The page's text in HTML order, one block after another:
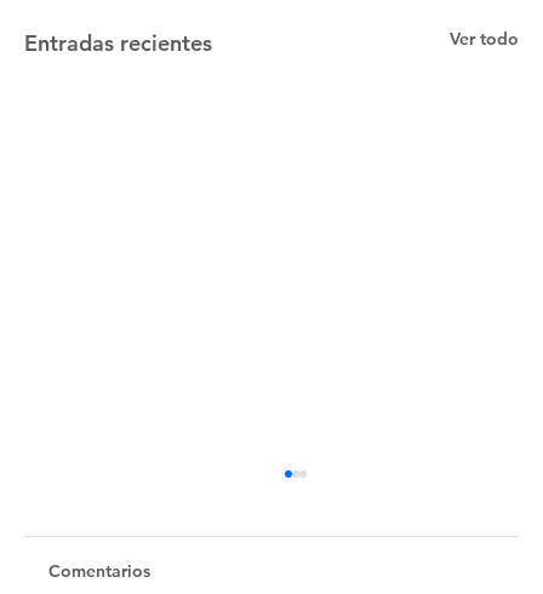
Entradas recientes Ver todo
Untitled
Comentarios